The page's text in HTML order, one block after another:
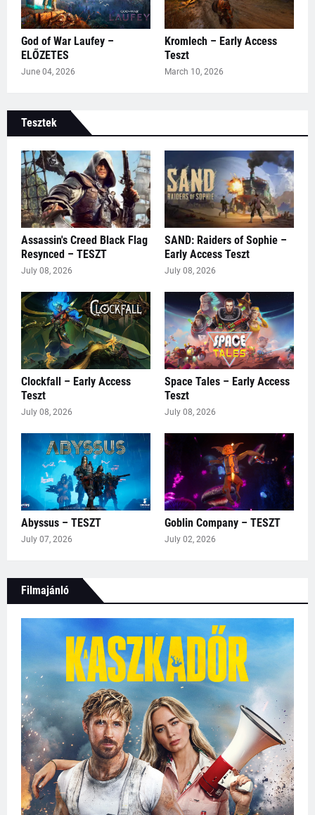
God of War Laufey –
ELŐZETES
June 04, 2026
Kromlech – Early Access
Teszt
March 10, 2026
Tesztek
Assassin's Creed Black Flag
Resynced – TESZT
July 08, 2026
SAND: Raiders of Sophie –
Early Access Teszt
July 08, 2026
Clockfall – Early Access
Teszt
July 08, 2026
Space Tales – Early Access
Teszt
July 08, 2026
Abyssus – TESZT
July 07, 2026
Goblin Company – TESZT
July 02, 2026
Filmajánló